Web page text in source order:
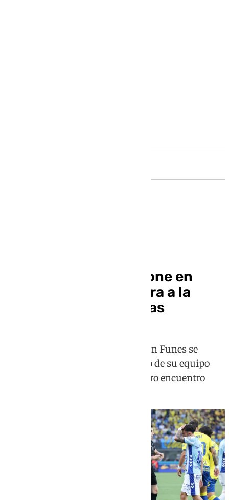
El cansancio físico pone en
jaque al Málaga de cara a la
vuelta ante Las Palmas
El entrenador malaguista Juanfran Funes se
muestra preocupado con el estado de su equipo
debido a la reciente disputa del otro encuentro